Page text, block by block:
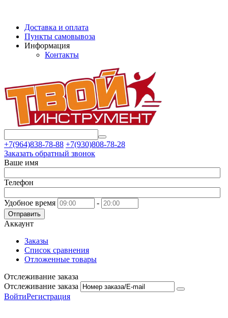
Доставка и оплата
Пункты самовывоза
Информация
Контакты
+7(964)838-78-88 +7(930)808-78-28
Заказать обратный звонок
Ваше имя
Телефон
Удобное время -
Отправить
Аккаунт
Заказы
Список сравнения
Отложенные товары
Отслеживание заказа
Отслеживание заказа
ВойтиРегистрация